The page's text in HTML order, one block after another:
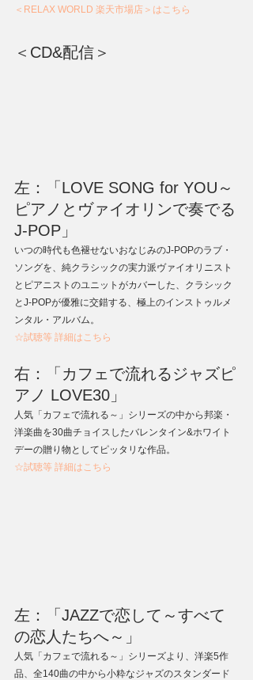
＜RELAX WORLD 楽天市場店＞はこちら
＜CD&配信＞
左：「LOVE SONG for YOU～
ピアノとヴァイオリンで奏でる
J-POP」
いつの時代も色褪せないおなじみのJ-POPのラブ・
ソングを、純クラシックの実力派ヴァイオリニスト
とピアニストのユニットがカバーした、クラシック
とJ-POPが優雅に交錯する、極上のインストゥルメ
ンタル・アルバム。
☆試聴等 詳細はこちら
右：「カフェで流れるジャズピ
アノ LOVE30」
人気「カフェで流れる～」シリーズの中から邦楽・
洋楽曲を30曲チョイスしたバレンタイン&ホワイト
デーの贈り物としてピッタリな作品。
☆試聴等 詳細はこちら
左：「JAZZで恋して～すべて
の恋人たちへ～」
人気「カフェで流れる～」シリーズより、洋楽5作
品、全140曲の中から小粋なジャズのスタンダード